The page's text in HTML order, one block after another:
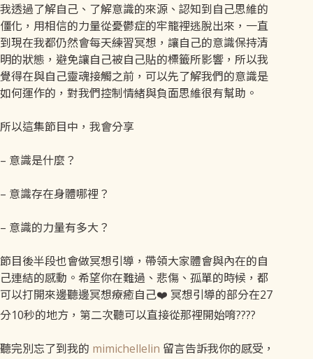
我透過了解自己、了解意識的來源、認知到自己思維的
僵化，用相信的力量從憂鬱症的牢籠裡逃脫出來，一直
到現在我都仍然會每天練習冥想，讓自己的意識保持清
明的狀態，避免讓自己被自己貼的標籤所影響，所以我
覺得在與自己靈魂接觸之前，可以先了解我們的意識是
如何運作的，對我們控制情緒與負面思維很有幫助。
所以這集節目中，我會分享
– 意識是什麼？
– 意識存在身體哪裡？
– 意識的力量有多大？
節目後半段也會做冥想引導，帶領大家體會與內在的自
己連結的感動。希望你在難過、悲傷、孤單的時候，都
可以打開來邊聽邊冥想療癒自己❤️ 冥想引導的部分在27
分10秒的地方，第二次聽可以直接從那裡開始唷????
聽完別忘了到我的 mimichellelin 留言告訴我你的感受，